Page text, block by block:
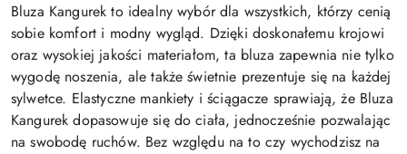
Bluza Kangurek to idealny wybór dla wszystkich, którzy cenią
sobie komfort i modny wygląd. Dzięki doskonałemu krojowi
oraz wysokiej jakości materiałom, ta bluza zapewnia nie tylko
wygodę noszenia, ale także świetnie prezentuje się na każdej
sylwetce. Elastyczne mankiety i ściągacze sprawiają, że Bluza
Kangurek dopasowuje się do ciała, jednocześnie pozwalając
na swobodę ruchów. Bez względu na to czy wychodzisz na